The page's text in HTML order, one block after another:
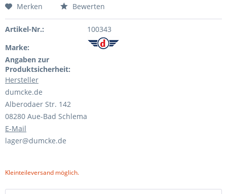
Merken Bewerten
Artikel-Nr.:
100343
Marke:
Angaben zur
Produktsicherheit:
Hersteller
dumcke.de
Alberodaer Str. 142
08280 Aue-Bad Schlema
E-Mail
lager@dumcke.de
Kleinteileversand möglich.